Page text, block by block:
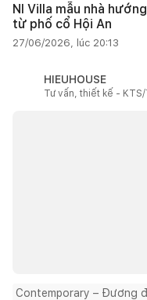
NI Villa mẫu nhà
từ phố cổ Hội An
27/06/2026, lúc 20:13
HIEUHOUSE
Tư vấn, thiết kế -
Contemporary – Đương